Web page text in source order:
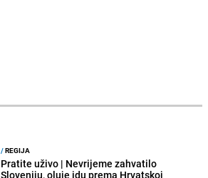
/REGIJA
Pratite uživo | Nevrijeme zahvatilo
Sloveniju, oluje idu prema Hrvatskoj